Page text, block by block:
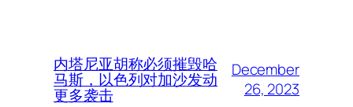
内塔尼亚胡称必须摧毁哈
马斯，以色列对加沙发动
更多袭击
December
26, 2023